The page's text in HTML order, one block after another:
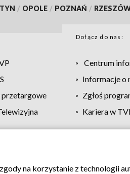
/ OPOLE / POZNAŃ /
Dołącz do nas:
Centrum
Informacje o
przetargowe Zgłoś
Kariera w
Polityka prywatności Moje
na korzystanie z technologii